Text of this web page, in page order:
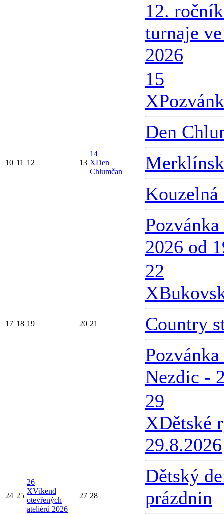
12.
turnaje
2026
10 11 12 13
14
XDen
Chlumčan
15
X
Den
Kouzelná
2026 od
17 18 19 20 21
22
X
Country
Nezdic -
24 25
26
XVíkend
otevřených
ateliérů 2026
27 28
29
XDětské
29.8.2026
Dětský
prázdnin